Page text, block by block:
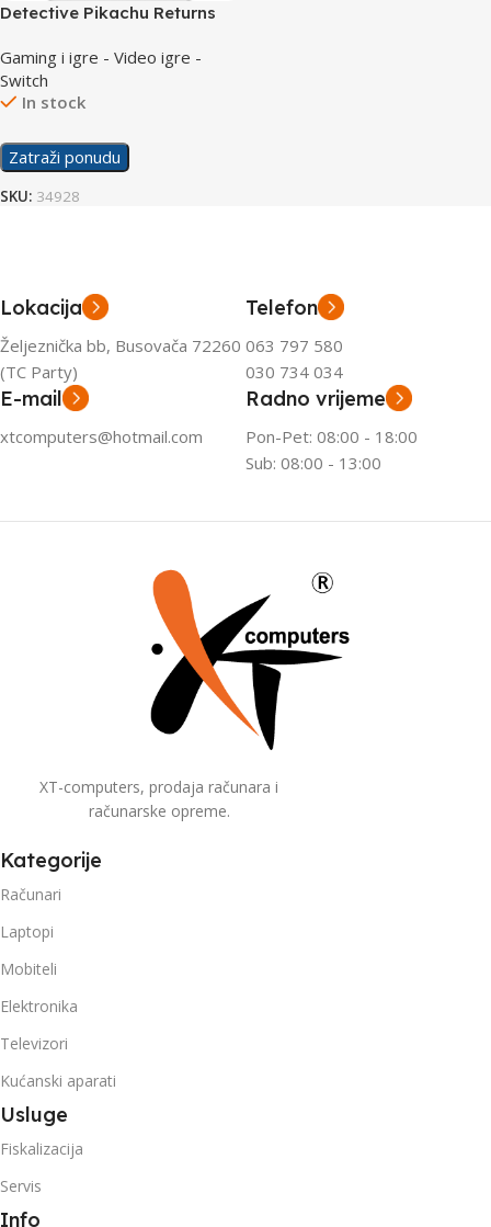
Detective Pikachu Returns
Gaming i igre - Video igre -
Switch
In stock
Zatraži ponudu
SKU: 34928
Lokacija
Željeznička bb, Busovača 72260
(TC Party)
Telefon
063 797 580
030 734 034
E-mail
xtcomputers@hotmail.com
Radno vrijeme
Pon-Pet: 08:00 - 18:00
Sub: 08:00 - 13:00
XT-computers, prodaja računara i
računarske opreme.
Kategorije
Računari
Laptopi
Mobiteli
Elektronika
Televizori
Kućanski aparati
Usluge
Fiskalizacija
Servis
Info